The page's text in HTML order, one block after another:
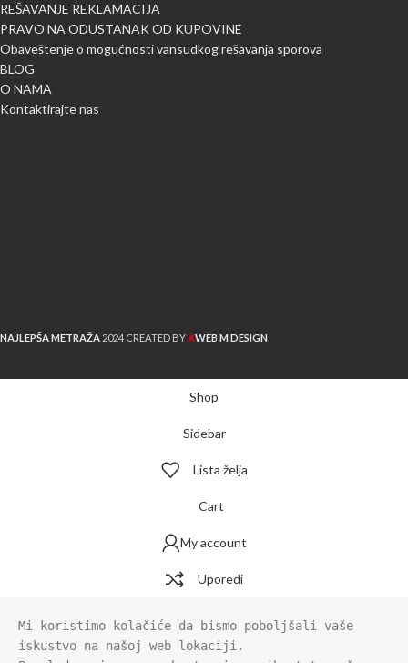
REŠAVANJE REKLAMACIJA
PRAVO NA ODUSTANAK OD KUPOVINE
Obaveštenje o mogućnosti vansudkog rešavanja sporova
BLOG
O NAMA
Kontaktirajte nas
NAJLEPŠA METRAŽA 2024 CREATED BYXWEB M DESIGN
Shop
Sidebar
Lista želja
Cart
My account
Uporedi
Mi koristimo kolačiće da bismo poboljšali vaše
iskustvo na našoj web lokaciji.